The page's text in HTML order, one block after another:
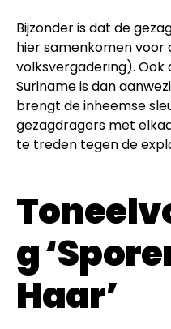
Bijzonder is dat de
hier samenkomen
volksvergadering). Ook
Suriname is dan
brengt de inheemse
gezagdragers met
te treden tegen de
g
Haar’